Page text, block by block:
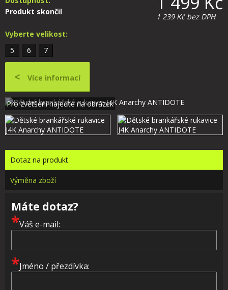
Produkt skončil
Vyberte velikost:
5
6 7
1 239 Kčbez DPH
Více informací
Dotaz na produkt
Výměna zboží
Máte dotaz?
*Váš e-mail:
*Jméno / přezdívka: